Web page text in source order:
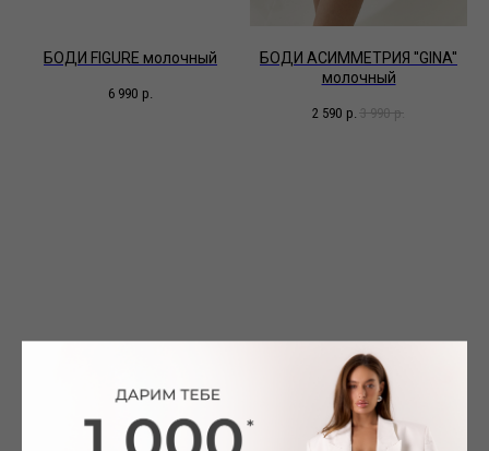
БОДИ FIGURE молочный
6 990 р.
БОДИ АСИММЕТРИЯ ''GINA''
молочный
2 590 р. 3 990 р.